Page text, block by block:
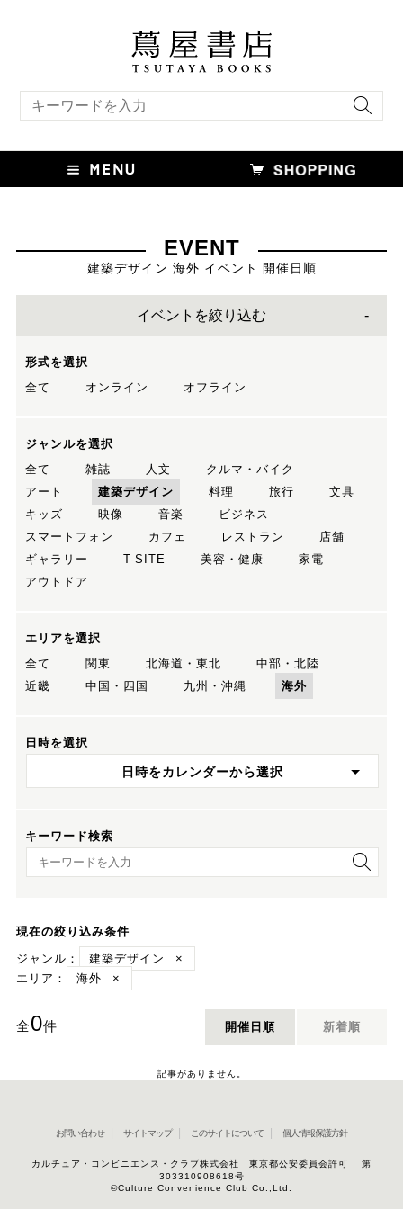
EVENT
建築デザイン 海外 イベント 開催日順
イベントを絞り込む
形式を選択
全て
オンライン オフライン
ジャンルを選択
全て
雑誌 人文
クルマ・バイク
アート
建築デザイン 料理 旅行
文具
キッズ
映像 音楽
ビジネス
スマートフォン
カフェ レストラン
店舗
ギャラリー
T-SITE 美容・健康
家電
アウトドア
エリアを選択
全て
関東 北海道・東北
中部・北陸
近畿
中国・四国 九州・沖縄 海外
日時を選択
日時をカレンダーから選択
キーワード検索
キーワード検索
現在の絞り込み条件
ジャンル：
建築デザイン
×
エリア：
海外 ×
全0件 開催日順 新着順
記事がありません。
お問い合わせ サイトマップ このサイトについて 個人情報保護方針
カルチュア・コンビニエンス・クラブ株式会社 東京都公安委員会許可 第
303310908618号
©Culture Convenience Club Co.,Ltd.